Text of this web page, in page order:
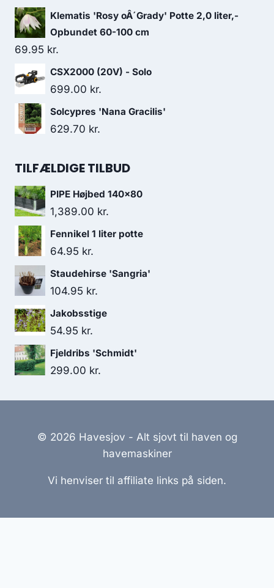
Klematis 'Rosy oÂ´Grady' Potte 2,0 liter,-
Opbundet 60-100 cm
69.95 kr.
CSX2000 (20V) - Solo
699.00 kr.
Solcypres 'Nana Gracilis'
629.70 kr.
TILFÆLDIGE TILBUD
PIPE Højbed 140x80
1,389.00 kr.
Fennikel 1 liter potte
64.95 kr.
Staudehirse 'Sangria'
104.95 kr.
Jakobsstige
54.95 kr.
Fjeldribs 'Schmidt'
299.00 kr.
© 2026 Havesjov - Alt sjovt til haven og
havemaskiner
Vi henviser til affiliate links på siden.